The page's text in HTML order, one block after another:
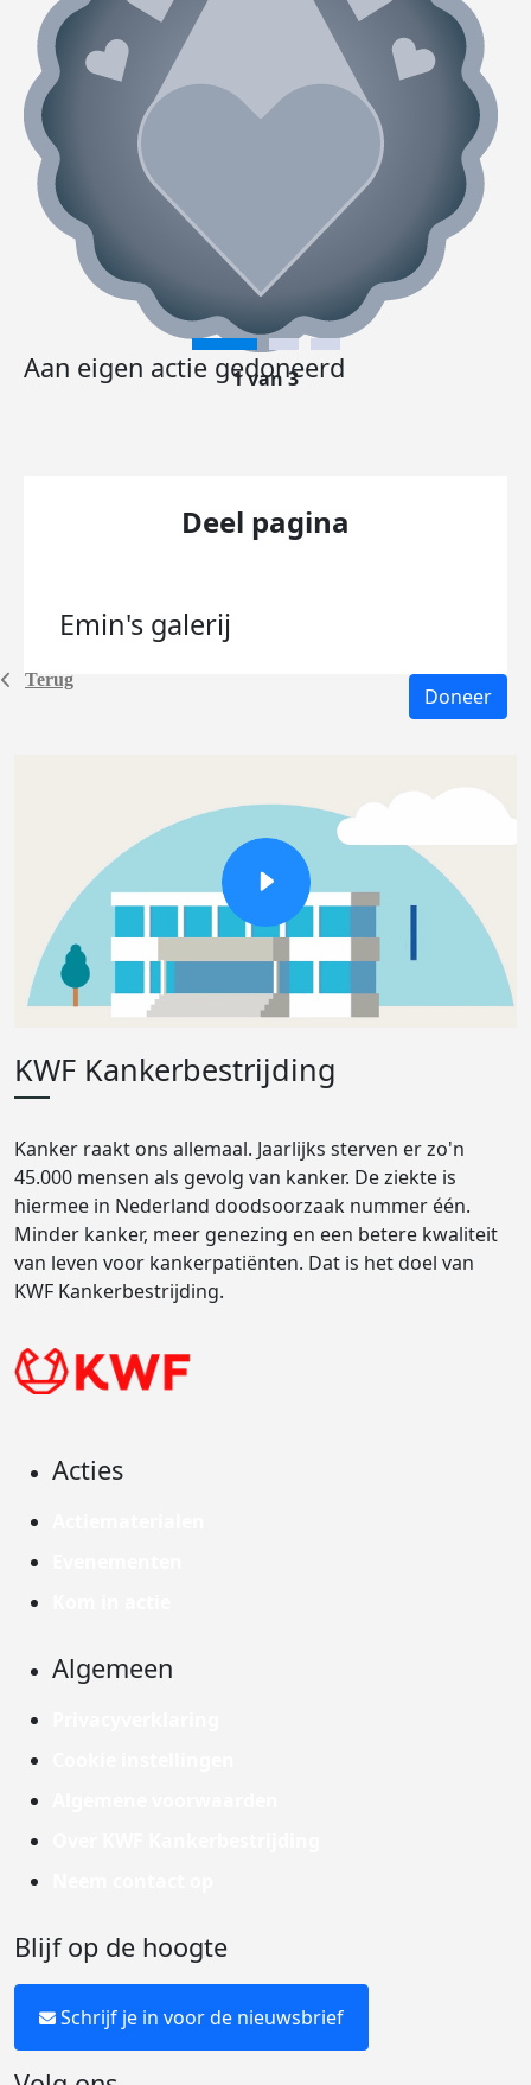
Terug
Aan eigen actie gedoneerd
1 van 3
Deel pagina
Emin's galerij
Doneer
KWF Kankerbestrijding
Kanker raakt ons allemaal. Jaarlijks sterven er zo'n
45.000 mensen als gevolg van kanker. De ziekte is
hiermee in Nederland doodsoorzaak nummer één.
Minder kanker, meer genezing en een betere kwaliteit
van leven voor kankerpatiënten. Dat is het doel van
KWF Kankerbestrijding.
Acties
Algemeen
Blijf op de hoogte
Schrijf je in voor de nieuwsbrief